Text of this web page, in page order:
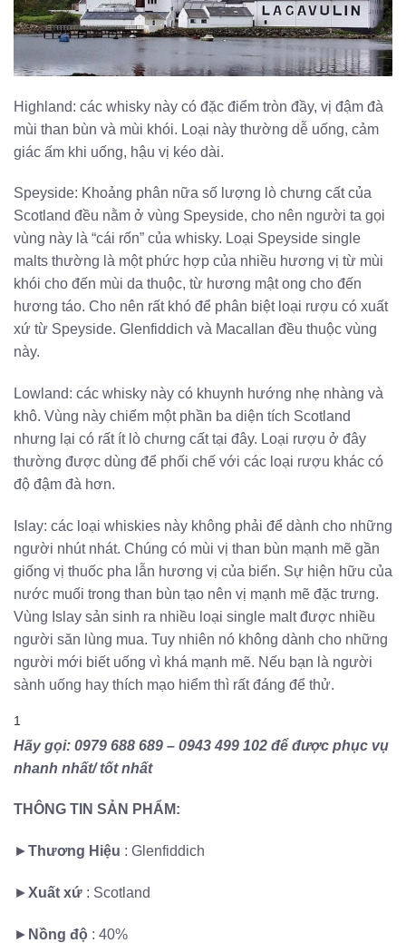
Highland: các whisky này có đặc điểm tròn đầy, vị đậm đà
mùi than bùn và mùi khói. Loại này thường dễ uống, cảm
giác ấm khi uống, hậu vị kéo dài.
Speyside: Khoảng phân nữa số lượng lò chưng cất của
Scotland đều nằm ở vùng Speyside, cho nên người ta gọi
vùng này là “cái rốn” của whisky. Loại Speyside single
malts thường là một phức hợp của nhiều hương vị từ mùi
khói cho đến mùi da thuộc, từ hương mật ong cho đến
hương táo. Cho nên rất khó để phân biệt loại rượu có xuất
xứ từ Speyside. Glenfiddich và Macallan đều thuộc vùng
này.
Lowland: các whisky này có khuynh hướng nhẹ nhàng và
khô. Vùng này chiếm một phần ba diện tích Scotland
nhưng lại có rất ít lò chưng cất tại đây. Loại rượu ở đây
thường được dùng để phối chế với các loại rượu khác có
độ đậm đà hơn.
Islay: các loại whiskies này không phải để dành cho những
người nhút nhát. Chúng có mùi vị than bùn mạnh mẽ gần
giống vị thuốc pha lẫn hương vị của biển. Sự hiện hữu của
nước muối trong than bùn tạo nên vị mạnh mẽ đặc trưng.
Vùng Islay sản sinh ra nhiều loại single malt được nhiều
người săn lùng mua. Tuy nhiên nó không dành cho những
người mới biết uống vì khá mạnh mẽ. Nếu bạn là người
sành uống hay thích mạo hiểm thì rất đáng để thử.
1
Hãy gọi: 0979 688 689 – 0943 499 102 để được phục vụ
nhanh nhất/ tốt nhất
THÔNG TIN SẢN PHẨM:
► Thương Hiệu : Glenfiddich
► Xuất xứ : Scotland
► Nồng độ : 40%